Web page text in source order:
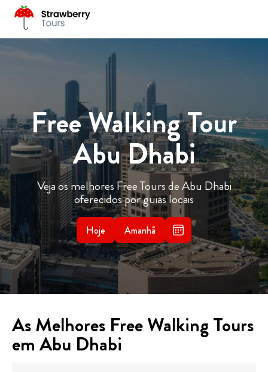
Free Walking Tour
Abu Dhabi
Veja os melhores Free Tours de Abu Dhabi
oferecidos por guias locais
Hoje Amanhã
As Melhores Free Walking Tours
em Abu Dhabi